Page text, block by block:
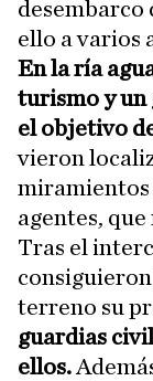
desembarco
ello a varios
En la ría
turismo y un
el objetivo
vieron
miramientos
agentes,
Tras el
terreno su
guardias
ellos.